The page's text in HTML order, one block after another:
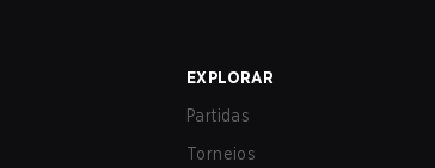
EXPLORAR
Partidas
Torneios